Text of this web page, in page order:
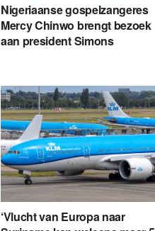
Nigeriaanse gospelzangeres
Mercy Chinwo brengt bezoek
aan president Simons
‘Vlucht van Europa naar